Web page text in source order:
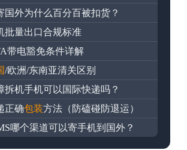
国外为什么百分百被扣货？
批量出口合规标准
带电豁免条件详解
/欧洲/东南亚清关区别
拆机手机可以国际快递吗？
正确包装方法（防磕碰防退运）
哪个渠道可以寄手机到国外？